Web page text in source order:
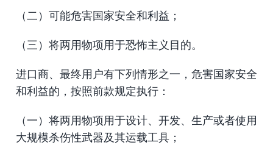
（二）可能危害国家安全和利益；
（三）将两用物项用于恐怖主义目的。
进口商、最终用户有下列情形之一，危害国家安全
和利益的，按照前款规定执行：
（一）将两用物项用于设计、开发、生产或者使用
大规模杀伤性武器及其运载工具；